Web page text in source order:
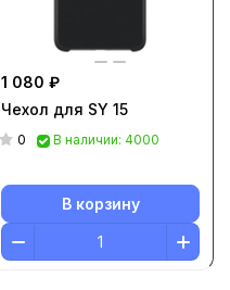
1 080 ₽
Чехол для SY 15
0 В наличии: 4000
В корзину